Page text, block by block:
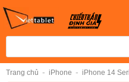
Trang chủ - iPhone - iPhone 14